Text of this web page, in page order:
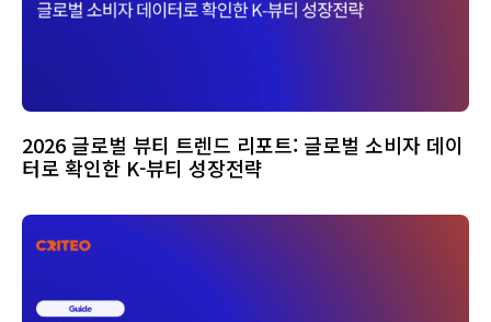
2026 글로벌 뷰티 트렌드 리포트: 글로벌 소비자 데이
터로 확인한 K-뷰티 성장전략